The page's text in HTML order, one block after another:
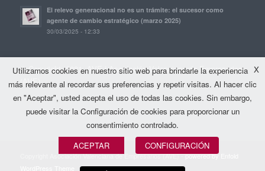
El relevo generacional no es un trámite: el sucesor como
agente de cambio estratégico (marzo 2025)
30/03/2025 - 12:33
© Copyright, 2021. AVE | Asociación Valenciana de Empresarios
(AVE)
Copyright Asociación Valenciana de Empresarios (AVE) -powered by Enfold
X
Utilizamos cookies en nuestro sitio web para brindarle la experiencia
más relevante al recordar sus preferencias y repetir visitas. Al hacer clic
en "Aceptar", usted acepta el uso de todas las cookies. Sin embargo,
puede visitar la Configuración de cookies para proporcionar un
consentimiento controlado.
ACEPTAR
CONFIGURACIÓN